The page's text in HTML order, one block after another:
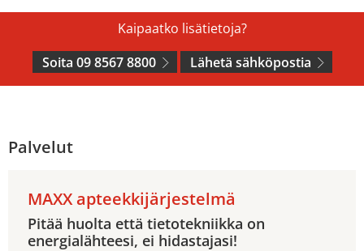
Kaipaatko lisätietoja?
Soita 09 8567 8800
Lähetä sähköpostia
Palvelut
MAXX apteekkijärjestelmä
Pitää huolta että tietotekniikka on
energialähteesi, ei hidastajasi!